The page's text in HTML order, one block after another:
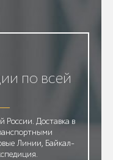
по всей
России. Доставка в
Линии, Байкал-